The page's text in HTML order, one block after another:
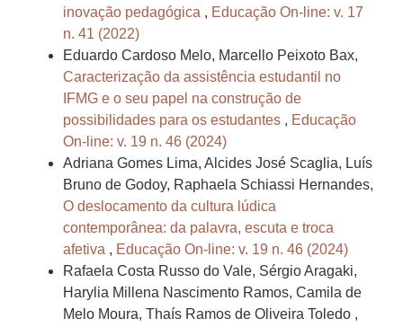
inovação pedagógica , Educação On-line: v. 17
n. 41 (2022)
Eduardo Cardoso Melo, Marcello Peixoto Bax,
Caracterização da assistência estudantil no
IFMG e o seu papel na construção de
possibilidades para os estudantes , Educação
On-line: v. 19 n. 46 (2024)
Adriana Gomes Lima, Alcides José Scaglia, Luís
Bruno de Godoy, Raphaela Schiassi Hernandes,
O deslocamento da cultura lúdica
contemporânea: da palavra, escuta e troca
afetiva , Educação On-line: v. 19 n. 46 (2024)
Rafaela Costa Russo do Vale, Sérgio Aragaki,
Harylia Millena Nascimento Ramos, Camila de
Melo Moura, Thaís Ramos de Oliveira Toledo ,